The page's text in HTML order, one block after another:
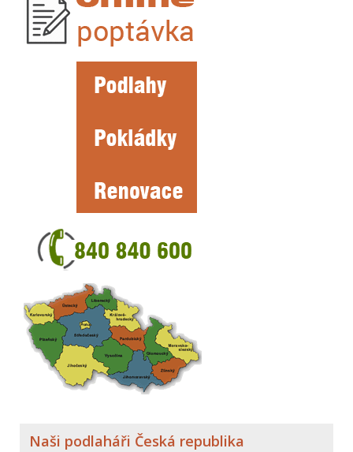
Naši podlaháři Česká republika